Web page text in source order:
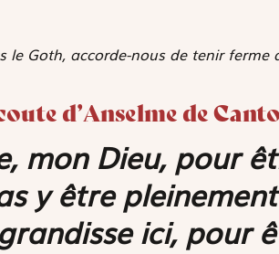
le Goth, accorde-nous de tenir
d’Anselme de
mon Dieu, pour
y être
ici, pour